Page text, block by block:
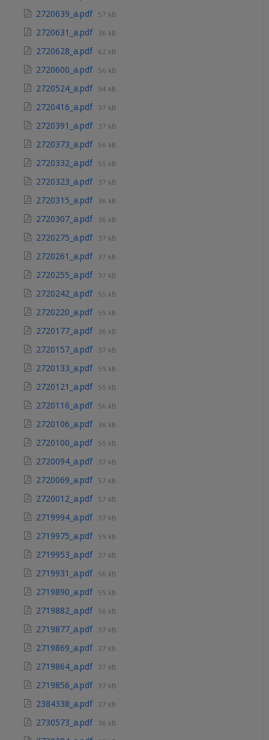
2720639_a.pdf 57 kB
2720631_a.pdf 36 kB
2720628_a.pdf 62 kB
2720600_a.pdf 56 kB
2720524_a.pdf 54 kB
2720416_a.pdf 37 kB
2720391_a.pdf 37 kB
2720373_a.pdf 56 kB
2720332_a.pdf 55 kB
2720323_a.pdf 37 kB
2720315_a.pdf 36 kB
2720307_a.pdf 36 kB
2720275_a.pdf 37 kB
2720261_a.pdf 37 kB
2720255_a.pdf 37 kB
2720242_a.pdf 55 kB
2720220_a.pdf 55 kB
2720177_a.pdf 36 kB
2720157_a.pdf 37 kB
2720133_a.pdf 59 kB
2720121_a.pdf 55 kB
2720116_a.pdf 56 kB
2720106_a.pdf 36 kB
2720100_a.pdf 55 kB
2720094_a.pdf 37 kB
2720069_a.pdf 57 kB
2720012_a.pdf 57 kB
2719994_a.pdf 37 kB
2719975_a.pdf 59 kB
2719953_a.pdf 37 kB
2719931_a.pdf 56 kB
2719890_a.pdf 55 kB
2719882_a.pdf 56 kB
2719877_a.pdf 37 kB
2719869_a.pdf 37 kB
2719864_a.pdf 37 kB
2719856_a.pdf 37 kB
2384338_a.pdf 37 kB
2730573_a.pdf 36 kB